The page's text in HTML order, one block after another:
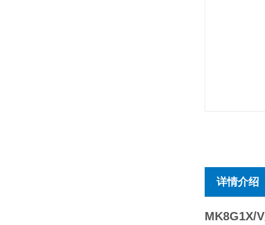
详情介绍
MK8G1X/V